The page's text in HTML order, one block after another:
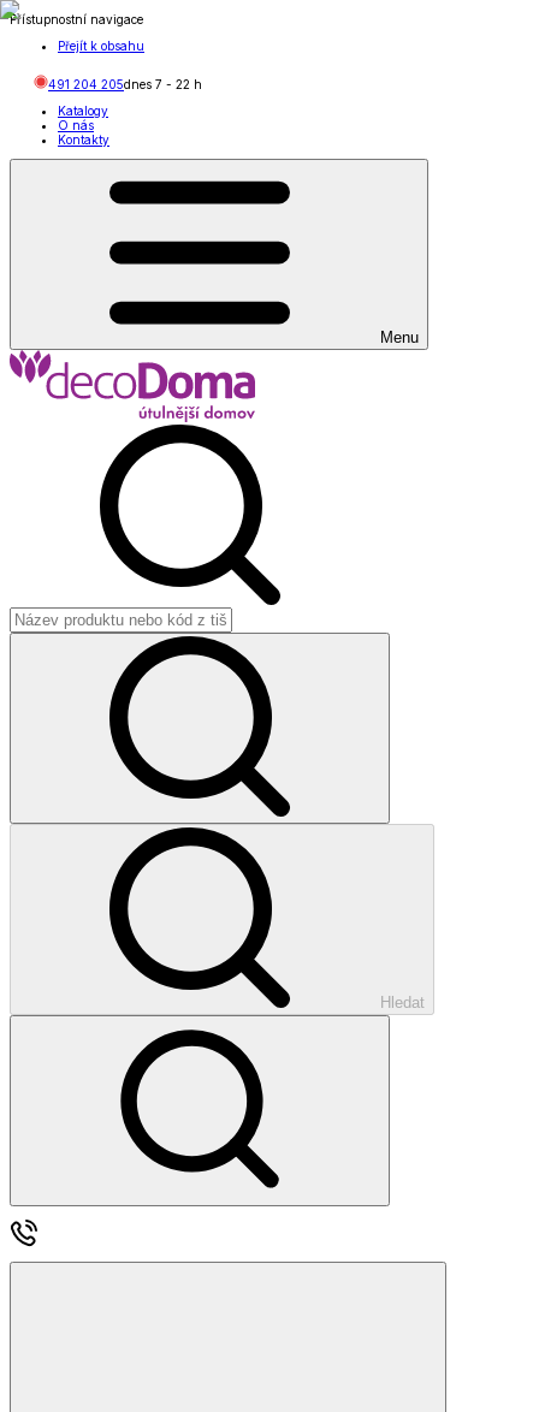
Přístupnostní navigace
Přejít k obsahu
491 204 205dnes 7 - 22 h
Katalogy
O nás
Kontakty
Menu
Hledat